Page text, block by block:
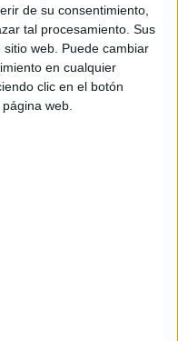
de su consentimiento,
tal procesamiento. Sus
web. Puede cambiar
en cualquier
clic en el botón
web.